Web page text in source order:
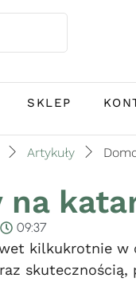
SKLEP
Artykuły
na
09:37
kilkukrotnie w
skutecznością,